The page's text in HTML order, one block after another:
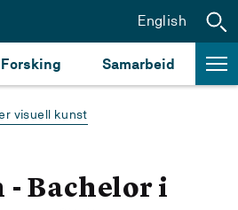
Forsking Samarbeid
English
visuell kunst
Bachelor i